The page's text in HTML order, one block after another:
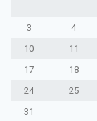
3
4
10
11
17
18
24
25
31